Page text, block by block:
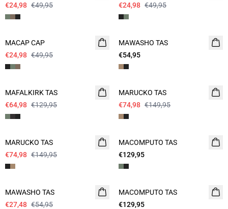
€24,98 €49,95
€24,98 €49,95
- 50%
MACAP CAP
€24,98 €49,95
MAWASHO TAS
€54,95
- 50%
MAFALKIRK TAS
€64,98 €129,95
- 50%
MARUCKO TAS
€74,98 €149,95
- 50%
MARUCKO TAS
€74,98 €149,95
NIEUW
MACOMPUTO TAS
€129,95
- 50%
MAWASHO TAS
€27,48 €54,95
NIEUW
MACOMPUTO TAS
€129,95